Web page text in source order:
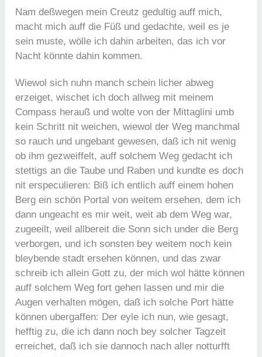
Nam deßwegen mein Creutz gedultig auff mich,
macht mich auff die Füß und gedachte, weil es je
sein muste, wölle ich dahin arbeiten, das ich vor
Nacht könnte dahin kommen.
Wiewol sich nuhn manch schein licher abweg
erzeiget, wischet ich doch allweg mit meinem
Compass herauß und wolte von der Mittaglini umb
kein Schritt nit weichen, wiewol der Weg manchmal
so rauch und ungebant gewesen, daß ich nit wenig
ob ihm gezweiffelt, auff solchem Weg gedacht ich
stettigs an die Taube und Raben und kundte es doch
nit erspeculieren: Biß ich entlich auff einem hohen
Berg ein schön Portal von weitem ersehen, dem ich
dann ungeacht es mir weit, weit ab dem Weg war,
zugeeilt, weil allbereit die Sonn sich under die Berg
verborgen, und ich sonsten bey weitem noch kein
bleybende stadt ersehen können, und das zwar
schreib ich allein Gott zu, der mich wol hätte können
auff solchem Weg fort gehen lassen und mir die
Augen verhalten mögen, daß ich solche Port hätte
können ubergaffen: Der eyle ich nun, wie gesagt,
hefftig zu, die ich dann noch bey solcher Tagzeit
erreichet, daß ich sie dannoch nach aller notturfft